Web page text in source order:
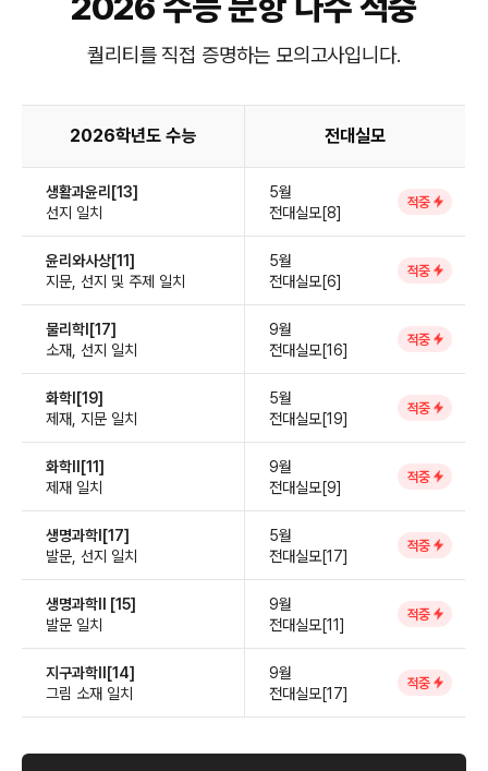
퀄리티를 직접 증명하는 모의고사입니다.
2026학년도 수능 전대실모
생활과윤리[13]
선지 일치
5월
전대실모[8]
적중
윤리와사상[11]
지문, 선지 및 주제 일치
5월
전대실모[6]
적중
물리학Ⅰ[17]
소재, 선지 일치
9월
전대실모[16]
적중
화학Ⅰ[19]
제재, 지문 일치
5월
전대실모[19]
적중
화학Ⅱ[11]
제재 일치
9월
전대실모[9]
적중
생명과학Ⅰ[17]
발문, 선지 일치
5월
전대실모[17]
적중
생명과학Ⅱ [15]
발문 일치
9월
전대실모[11]
적중
지구과학Ⅱ[14]
그림 소재 일치
9월
전대실모[17]
적중